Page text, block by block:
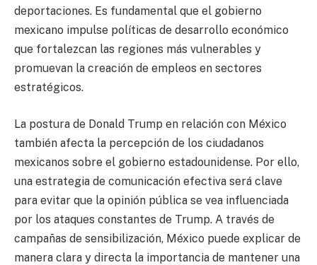
deportaciones. Es fundamental que el gobierno
mexicano impulse políticas de desarrollo económico
que fortalezcan las regiones más vulnerables y
promuevan la creación de empleos en sectores
estratégicos.
La postura de Donald Trump en relación con México
también afecta la percepción de los ciudadanos
mexicanos sobre el gobierno estadounidense. Por ello,
una estrategia de comunicación efectiva será clave
para evitar que la opinión pública se vea influenciada
por los ataques constantes de Trump. A través de
campañas de sensibilización, México puede explicar de
manera clara y directa la importancia de mantener una